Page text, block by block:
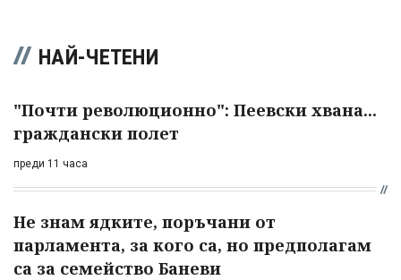
НАЙ-ЧЕТЕНИ
"Почти революционно": Пеевски хвана...
граждански полет
преди 11 часа
Не знам ядките, поръчани от
парламента, за кого са, но предполагам
са за семейство Баневи